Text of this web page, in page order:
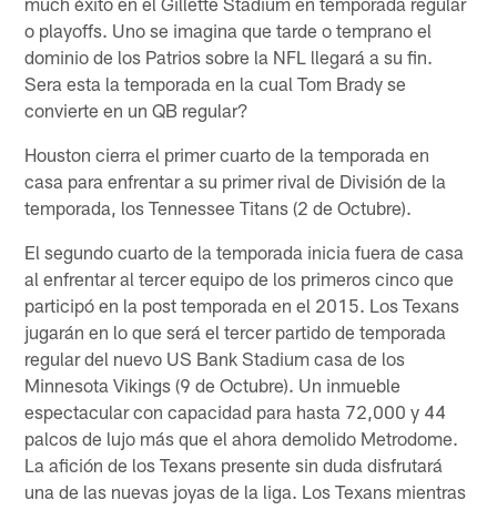
o playoffs. Uno se imagina que tarde o temprano el
dominio de los Patrios sobre la NFL llegará a su fin.
Sera esta la temporada en la cual Tom Brady se
convierte en un QB regular?
Houston cierra el primer cuarto de la temporada en
casa para enfrentar a su primer rival de División de la
temporada, los Tennessee Titans (2 de Octubre).
El segundo cuarto de la temporada inicia fuera de casa
al enfrentar al tercer equipo de los primeros cinco que
participó en la post temporada en el 2015. Los Texans
jugarán en lo que será el tercer partido de temporada
regular del nuevo US Bank Stadium casa de los
Minnesota Vikings (9 de Octubre). Un inmueble
espectacular con capacidad para hasta 72,000 y 44
palcos de lujo más que el ahora demolido Metrodome.
La afición de los Texans presente sin duda disfrutará
una de las nuevas joyas de la liga. Los Texans mientras